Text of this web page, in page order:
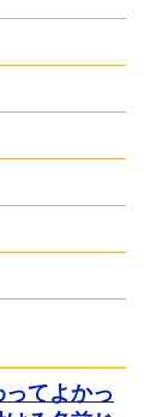
ってよかっ